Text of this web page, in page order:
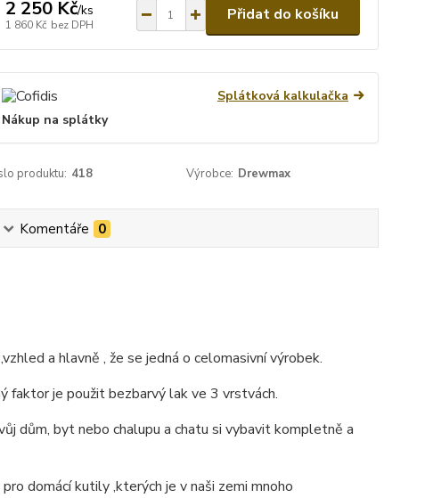
2 250 Kč/ks
1 860 Kč bez DPH
Přidat do košíku
Splátková kalkulačka
Nákup na splátky
produktu: 418 Výrobce: Drewmax
Komentáře 0
a hlavně , že se jedná o celomasivní výrobek.
faktor je použit bezbarvý lak ve 3 vrstvách.
dům, byt nebo chalupu a chatu si vybavit kompletně a
domácí kutily ,kterých je v naši zemi mnoho